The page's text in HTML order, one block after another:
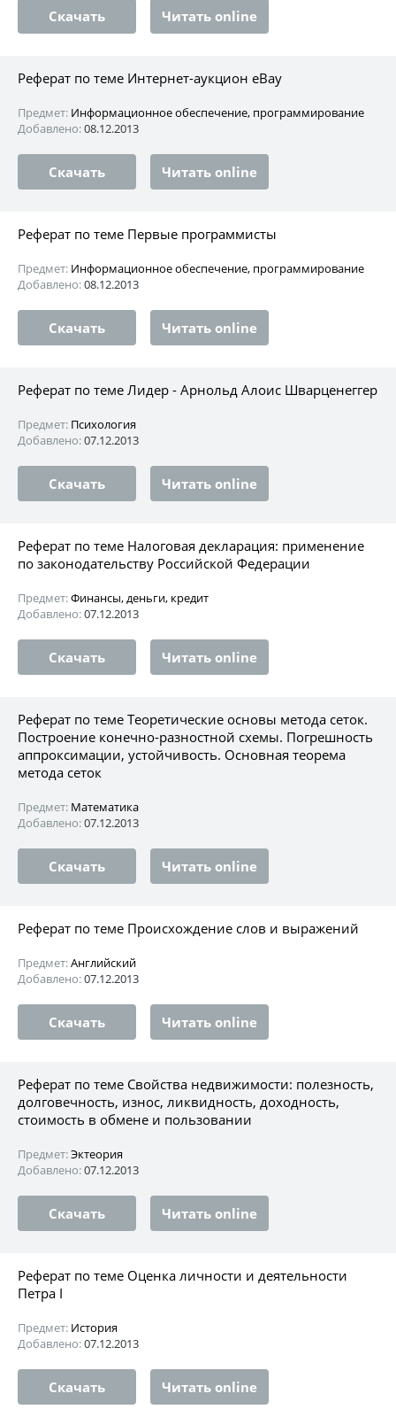
Скачать Читать online
Реферат по теме Интернет-аукцион eBay
Предмет: Информационное обеспечение, программирование
Добавлено:08.12.2013
Скачать Читать online
Реферат по теме Первые программисты
Предмет: Информационное обеспечение, программирование
Добавлено:08.12.2013
Скачать Читать online
Реферат по теме Лидер - Арнольд Алоис Шварценеггер
Предмет: Психология
Добавлено:07.12.2013
Скачать Читать online
Реферат по теме Налоговая декларация: применение
по законодательству Российской Федерации
Предмет:Финансы, деньги, кредит
Добавлено:07.12.2013
Скачать Читать online
Реферат по теме Теоретические основы метода сеток.
Построение конечно-разностной схемы. Погрешность
аппроксимации, устойчивость. Основная теорема
метода сеток
Предмет: Математика
Добавлено:07.12.2013
Скачать Читать online
Реферат по теме Происхождение слов и выражений
Предмет:Английский
Добавлено:07.12.2013
Скачать Читать online
Реферат по теме Свойства недвижимости: полезность,
долговечность, износ, ликвидность, доходность,
стоимость в обмене и пользовании
Предмет:Эктеория
Добавлено:07.12.2013
Скачать Читать online
Реферат по теме Оценка личности и деятельности
Петра I
Предмет: История
Добавлено:07.12.2013
Скачать Читать online